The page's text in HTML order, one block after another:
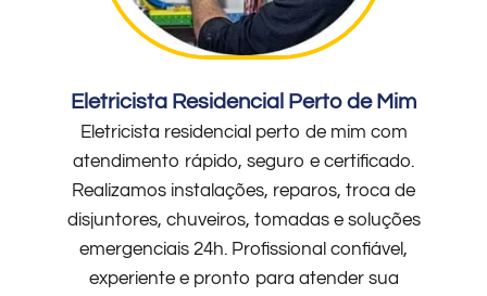
Eletricista Residencial Perto de Mim
Eletricista residencial perto de mim com
atendimento rápido, seguro e certificado.
Realizamos instalações, reparos, troca de
disjuntores, chuveiros, tomadas e soluções
emergenciais 24h. Profissional confiável,
experiente e pronto para atender sua